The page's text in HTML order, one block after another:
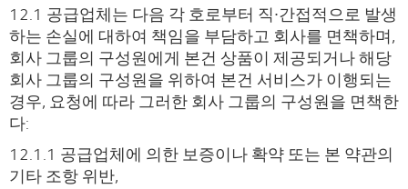
12.1 공급업체는 다음 각 호로부터 직∙간접적으로 발생
하는 손실에 대하여 책임을 부담하고 회사를 면책하며,
회사 그룹의 구성원에게 본건 상품이 제공되거나 해당
회사 그룹의 구성원을 위하여 본건 서비스가 이행되는
경우, 요청에 따라 그러한 회사 그룹의 구성원을 면책한
다:
12.1.1 공급업체에 의한 보증이나 확약 또는 본 약관의
기타 조항 위반,